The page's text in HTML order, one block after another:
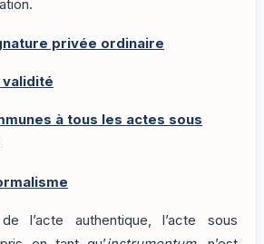
privée ordinaire
validité
à tous les actes sous
l’acte authentique, l’acte sous